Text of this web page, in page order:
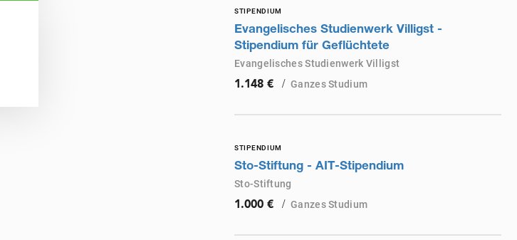
STIPENDIUM
Evangelisches Studienwerk Villigst -
Stipendium für Geflüchtete
Evangelisches Studienwerk Villigst
1.148 €
/ Ganzes Studium
STIPENDIUM
Sto-Stiftung - AIT-Stipendium
Sto-Stiftung
1.000 €
/ Ganzes Studium